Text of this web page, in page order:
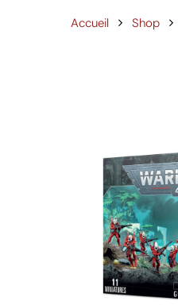
Accueil Shop